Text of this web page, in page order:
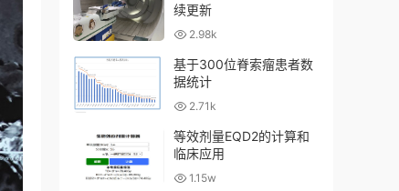
续更新
2.98k
基于300位脊索瘤患者数
据统计
2.71k
等效剂量EQD2的计算和
临床应用
1.15w